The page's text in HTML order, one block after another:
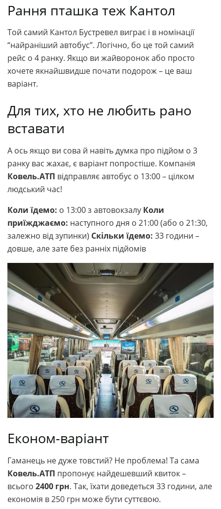
Рання пташка теж Кантол
Той самий Кантол Бустревел виграє і в номінації
“найраніший автобус”. Логічно, бо це той самий
рейс о 4 ранку. Якщо ви жайворонок або просто
хочете якнайшвидше почати подорож – це ваш
варіант.
Для тих, хто не любить рано
вставати
А ось якщо ви сова й навіть думка про підйом о 3
ранку вас жахає, є варіант попростіше. Компанія
Ковель.АТП відправляє автобус о 13:00 – цілком
людський час!
Коли їдемо: о 13:00 з автовокзалу Коли
приїжджаємо: наступного дня о 21:00 (або о 21:30,
залежно від зупинки) Скільки їдемо: 33 години –
довше, але зате без ранніх підйомів
Економ-варіант
Гаманець не дуже товстий? Не проблема! Та сама
Ковель.АТП пропонує найдешевший квиток –
всього 2400 грн. Так, їхати доведеться 33 години, але
економія в 250 грн може бути суттєвою.